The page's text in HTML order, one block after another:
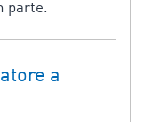
parte.
a